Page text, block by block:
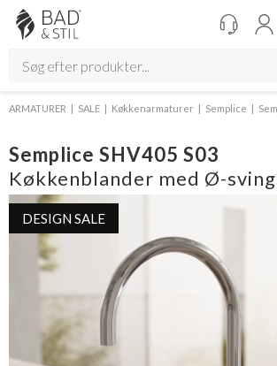
ARMATURER SALE Køkkenarmaturer Semplice
Semplice SHV405 S03
Køkkenblander med Ø-
DESIGN SALE